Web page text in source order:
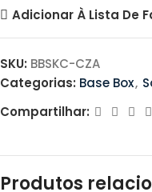
Adicionar À Lista De
SKU: BBSKC-CZA
Categorias: Base Box,
Compartilhar:
Produtos